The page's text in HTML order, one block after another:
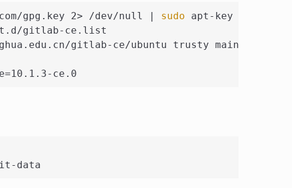
gpg.key 2> /dev/null | sudo apt-key add -
gitlab-ce.list
gitlab-ce/ubuntu trusty main
ce.0
data